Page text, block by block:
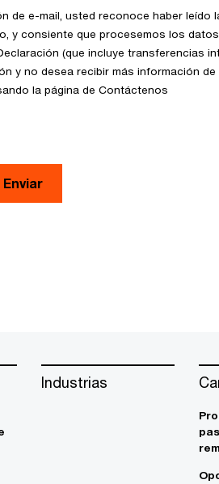
de e-mail, usted reconoce haber leído
y consiente que procesemos los
(que incluye transferencias
y no desea recibir más información
la página de Contáctenos
Industrias